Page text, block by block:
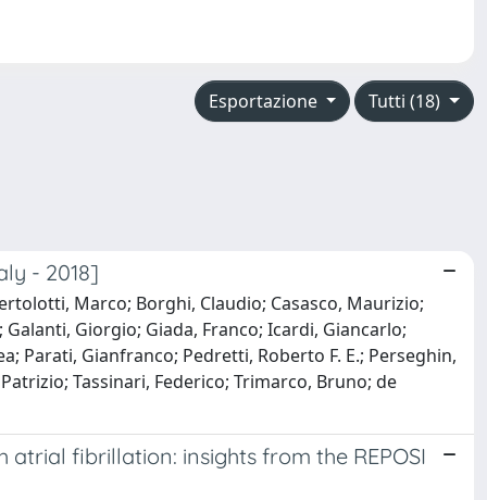
Tutti (18)
Esportazione
- 2018]
Marco; Borghi, Claudio; Casasco, Maurizio;
Giorgio; Giada, Franco; Icardi, Giancarlo;
Parati, Gianfranco; Pedretti, Roberto F. E.; Perseghin,
Tassinari, Federico; Trimarco, Bruno; de
fibrillation: insights from the REPOSI